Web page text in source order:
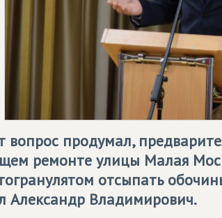
вопрос продумал,
ремонте улицы Малая
отсыпать
Александр Владимирович.